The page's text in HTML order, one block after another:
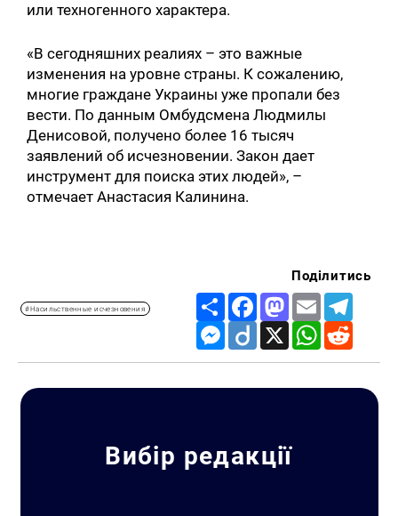
или техногенного характера.
«В сегодняшних реалиях – это важные
изменения на уровне страны. К сожалению,
многие граждане Украины уже пропали без
вести. По данным Омбудсмена Людмилы
Денисовой, получено более 16 тысяч
заявлений об исчезновении. Закон дает
инструмент для поиска этих людей», –
отмечает Анастасия Калинина.
#Насильственные исчезновения
Поділитись
Share FacebookMastodon
Email
Messenger
Diigo X WhatsApp
Вибір редакції